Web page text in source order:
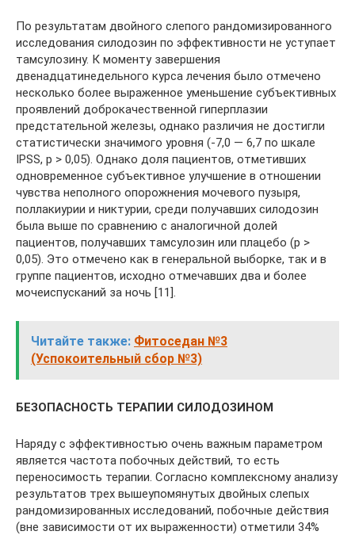
По результатам двойного слепого рандомизированного
исследования силодозин по эффективности не уступает
тамсулозину. К моменту завершения
двенадцатинедельного курса лечения было отмечено
несколько более выраженное уменьшение субъективных
проявлений доброкачественной гиперплазии
предстательной железы, однако различия не достигли
статистически значимого уровня (-7,0 — 6,7 по шкале
IPSS, p > 0,05). Однако доля пациентов, отметивших
одновременное субъективное улучшение в отношении
чувства неполного опорожнения мочевого пузыря,
поллакиурии и никтурии, среди получавших силодозин
была выше по сравнению с аналогичной долей
пациентов, получавших тамсулозин или плацебо (p >
0,05). Это отмечено как в генеральной выборке, так и в
группе пациентов, исходно отмечавших два и более
мочеиспусканий за ночь [11].
Читайте также: Фитоседан №3
(Успокоительный сбор №3)
БЕЗОПАСНОСТЬ ТЕРАПИИ СИЛОДОЗИНОМ
Наряду с эффективностью очень важным параметром
является частота побочных действий, то есть
переносимость терапии. Согласно комплексному анализу
результатов трех вышеупомянутых двойных слепых
рандомизированных исследований, побочные действия
(вне зависимости от их выраженности) отметили 34%